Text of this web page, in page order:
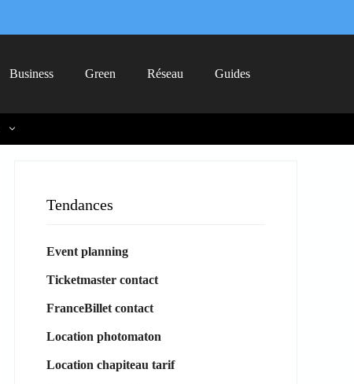
Business Green Réseau Guides
Tendances
Event planning
Ticketmaster contact
FranceBillet contact
Location photomaton
Location chapiteau tarif